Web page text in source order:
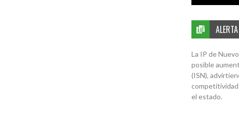
La IP de
posible
(ISN),
competitividad
el estado.